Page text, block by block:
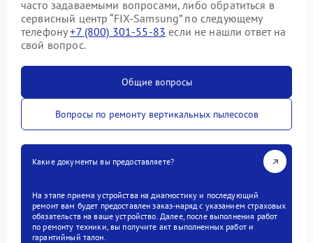
часто задаваемыми вопросами, либо обратиться в
сервисный центр “FIX-Samsung” по следующему
телефону+7 (800) 301-55-83 если не нашли ответ на
свой вопрос.
Общие вопросы
Вопросы по ремонту вертикальных пылесосов
Какие документы вы предоставляете?
На этапе приема устройства на диагностику и последующий
ремонт вам будет предоставлен заказ-наряд с указанием страховых
обязательств на ваше устройство. Далее, после выполнения работ
по ремонту техники, вы получите акт выполненных работ и
гарантийный талон.